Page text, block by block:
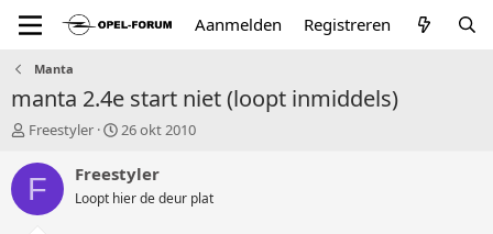
Aanmelden Registreren
Manta
manta 2.4e start niet (loopt inmiddels)
T
p
Freestyler
S
a
r
t
26 okt 2010
F Freestyler
Loopt hier de deur plat